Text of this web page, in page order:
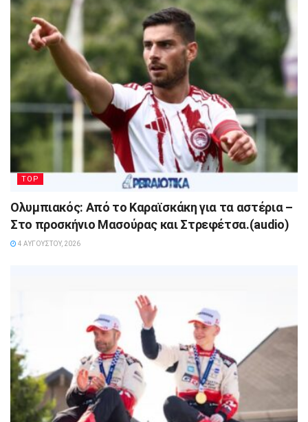
TOP
Ολυμπιακός: Από το Καραϊσκάκη για τα αστέρια –
Στο προσκήνιο Μασούρας και Στρεφέτσα.(audio)
4 ΑΥΓΟΎΣΤΟΥ, 2026